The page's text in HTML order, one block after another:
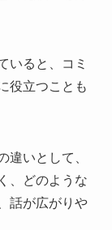
いると、コミ
役立つことも
違いとして、
、どのような
話が広がりや